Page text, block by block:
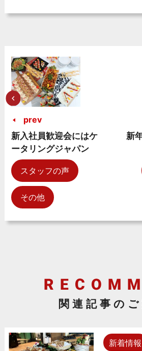
prev
新入社員歓迎会にはケ
ータリングジャパン
スタッフの声
その他
新
関連記事の
新着情報